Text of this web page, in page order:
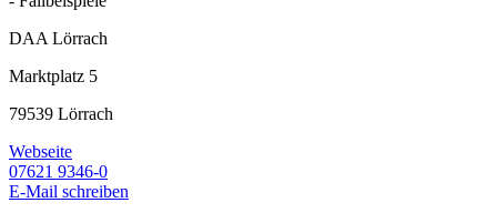
DAA Lörrach
Marktplatz 5
79539 Lörrach
Webseite
07621 9346-0
E-Mail schreiben